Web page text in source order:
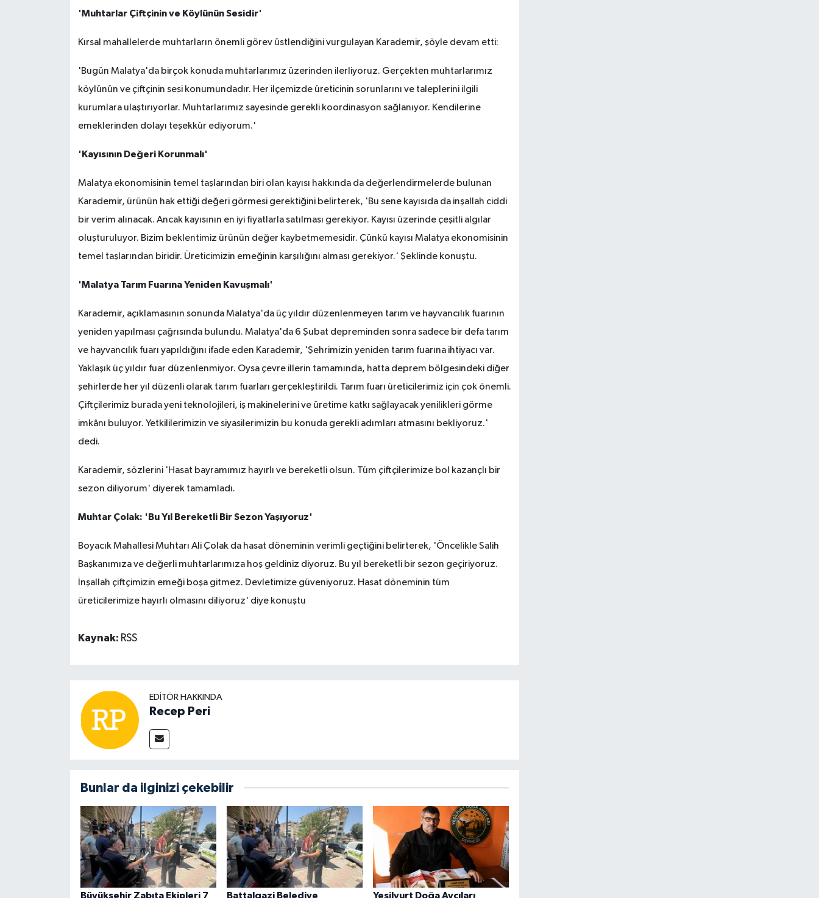
'Muhtarlar Çiftçinin ve Köylünün Sesidir'
Kırsal mahallelerde muhtarların önemli görev üstlendiğini vurgulayan Karademir, şöyle devam etti:
'Bugün Malatya'da birçok konuda muhtarlarımız üzerinden ilerliyoruz. Gerçekten muhtarlarımız
köylünün ve çiftçinin sesi konumundadır. Her ilçemizde üreticinin sorunlarını ve taleplerini ilgili
kurumlara ulaştırıyorlar. Muhtarlarımız sayesinde gerekli koordinasyon sağlanıyor. Kendilerine
emeklerinden dolayı teşekkür ediyorum.'
'Kayısının Değeri Korunmalı'
Malatya ekonomisinin temel taşlarından biri olan kayısı hakkında da değerlendirmelerde bulunan
Karademir, ürünün hak ettiği değeri görmesi gerektiğini belirterek, 'Bu sene kayısıda da inşallah ciddi
bir verim alınacak. Ancak kayısının en iyi fiyatlarla satılması gerekiyor. Kayısı üzerinde çeşitli algılar
oluşturuluyor. Bizim beklentimiz ürünün değer kaybetmemesidir. Çünkü kayısı Malatya ekonomisinin
temel taşlarından biridir. Üreticimizin emeğinin karşılığını alması gerekiyor.' Şeklinde konuştu.
'Malatya Tarım Fuarına Yeniden Kavuşmalı'
Karademir, açıklamasının sonunda Malatya'da üç yıldır düzenlenmeyen tarım ve hayvancılık fuarının
yeniden yapılması çağrısında bulundu. Malatya'da 6 Şubat depreminden sonra sadece bir defa tarım
ve hayvancılık fuarı yapıldığını ifade eden Karademir, 'Şehrimizin yeniden tarım fuarına ihtiyacı var.
Yaklaşık üç yıldır fuar düzenlenmiyor. Oysa çevre illerin tamamında, hatta deprem bölgesindeki diğer
şehirlerde her yıl düzenli olarak tarım fuarları gerçekleştirildi. Tarım fuarı üreticilerimiz için çok önemli.
Çiftçilerimiz burada yeni teknolojileri, iş makinelerini ve üretime katkı sağlayacak yenilikleri görme
imkânı buluyor. Yetkililerimizin ve siyasilerimizin bu konuda gerekli adımları atmasını bekliyoruz.'
dedi.
Karademir, sözlerini 'Hasat bayramımız hayırlı ve bereketli olsun. Tüm çiftçilerimize bol kazançlı bir
sezon diliyorum' diyerek tamamladı.
Muhtar Çolak: 'Bu Yıl Bereketli Bir Sezon Yaşıyoruz'
Boyacık Mahallesi Muhtarı Ali Çolak da hasat döneminin verimli geçtiğini belirterek, 'Öncelikle Salih
Başkanımıza ve değerli muhtarlarımıza hoş geldiniz diyoruz. Bu yıl bereketli bir sezon geçiriyoruz.
İnşallah çiftçimizin emeği boşa gitmez. Devletimize güveniyoruz. Hasat döneminin tüm
üreticilerimize hayırlı olmasını diliyoruz' diye konuştu
Kaynak: RSS
EDITÖR HAKKINDA
Recep Peri
Bunlar da ilginizi çekebilir
Büyükşehir Zabıta Ekipleri 7 Battalgazi Belediye Yeşilyurt Doğa Avcıları